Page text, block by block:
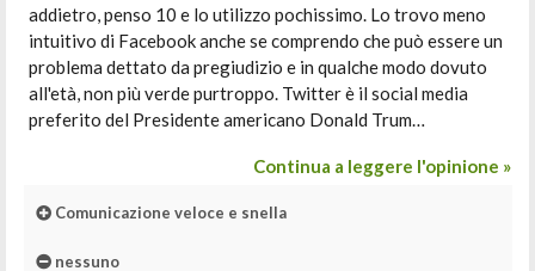
addietro, penso 10 e lo utilizzo pochissimo. Lo trovo meno
intuitivo di Facebook anche se comprendo che può essere un
problema dettato da pregiudizio e in qualche modo dovuto
all'età, non più verde purtroppo. Twitter è il social media
preferito del Presidente americano Donald Trum…
Continua a leggere l'opinione »
Comunicazione veloce e snella
nessuno